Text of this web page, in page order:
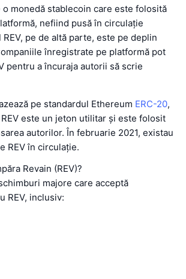
o monedă stablecoin care este folosită
nefiind pusă în circulație
pe de altă parte, este pe deplin
înregistrate pe platformă pot
pentru a încuraja autorii să scrie
pe standardul Ethereum ERC-20,
REV este un jeton utilitar și este folosit
autorilor. În februarie 2021, existau
REV în circulație.
Revain (REV)?
majore care acceptă
REV, inclusiv: